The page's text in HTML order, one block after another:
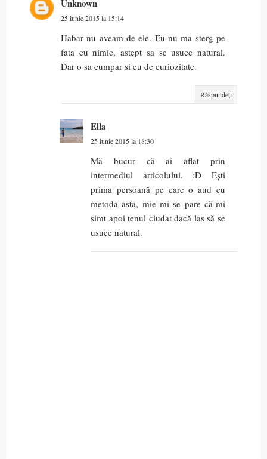
Unknown
25 iunie 2015 la 15:14
Habar nu aveam de ele. Eu nu ma sterg pe
fata cu nimic, astept sa se usuce natural.
Dar o sa cumpar si eu de curiozitate.
Răspundeți
Ella
25 iunie 2015 la 18:30
Mă bucur că ai aflat prin
intermediul articolului. :D Ești
prima persoană pe care o aud cu
metoda asta, mie mi se pare că-mi
simt apoi tenul ciudat dacă las să se
usuce natural.